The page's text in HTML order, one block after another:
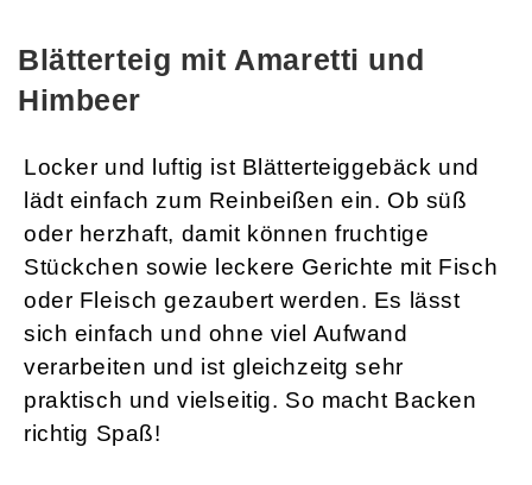
Blätterteig mit Amaretti und
Himbeer
Locker und luftig ist Blätterteiggebäck und
lädt einfach zum Reinbeißen ein. Ob süß
oder herzhaft, damit können fruchtige
Stückchen sowie leckere Gerichte mit Fisch
oder Fleisch gezaubert werden. Es lässt
sich einfach und ohne viel Aufwand
verarbeiten und ist gleichzeitg sehr
praktisch und vielseitig. So macht Backen
richtig Spaß!